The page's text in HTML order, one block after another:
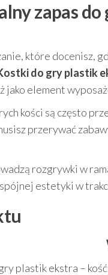
zapas
które docenisz,
do gry plastik
jako element
kości są często
przerywać
rozgrywki w
estetyki w
plastik ekstra –